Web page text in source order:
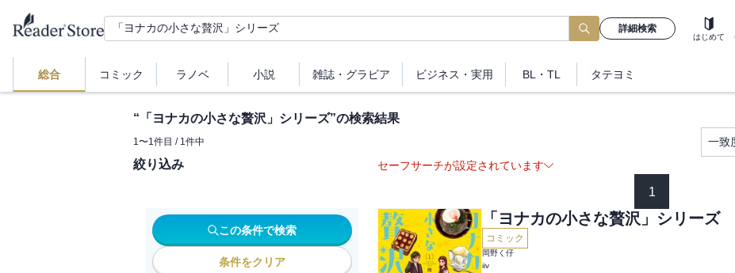
詳細検索
はじめて
総合 コミック ラノベ 小説 雑誌・ グラビア ビジネス ・実用 BL・TL タテヨミ
“ 「ヨナカの小さな贅沢」シリーズ”の検索結果
1〜1件目 / 1件中 一致
絞り込み
この条件で検索
条件をクリア
セーフサーチが設定されています
1
「ヨナカの小さな贅沢」シリーズ
コミック
岡野く仔
iiv